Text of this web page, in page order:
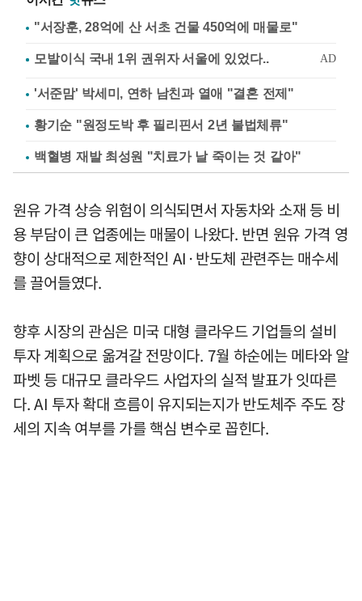
"서장훈, 28억에 산 서초 건물 450억에 매물로"
'서준맘' 박세미, 연하 남친과 열애 "결혼 전제"
황기순 "원정도박 후 필리핀서 2년 불법체류"
백혈병 재발 최성원 "치료가 날 죽이는 것 같아"
원유 가격 상승 위험이 의식되면서 자동차와 소재 등 비
용 부담이 큰 업종에는 매물이 나왔다. 반면 원유 가격 영
향이 상대적으로 제한적인 AI·반도체 관련주는 매수세
를 끌어들였다.
향후 시장의 관심은 미국 대형 클라우드 기업들의 설비
투자 계획으로 옮겨갈 전망이다. 7월 하순에는 메타와 알
파벳 등 대규모 클라우드 사업자의 실적 발표가 잇따른
다. AI 투자 확대 흐름이 유지되는지가 반도체주 주도 장
세의 지속 여부를 가를 핵심 변수로 꼽힌다.